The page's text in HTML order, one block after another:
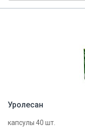
Уролесан
капсулы 40 шт.